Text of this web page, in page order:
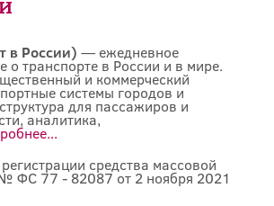
в России) — ежедневное
о транспорте в России и в мире.
и коммерческий
системы городов и
для пассажиров и
аналитика,
средства массовой
ФС 77 - 82087 от 2 ноября 2021